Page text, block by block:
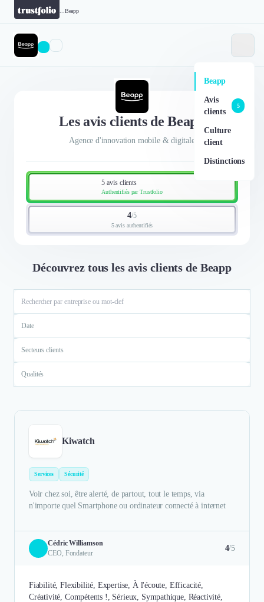
Beapp
Beapp
Avis
clients
5
Culture
client
Distinctions
Les avis clients de Beapp
Agence d'innovation mobile & digitale
5 avis clients
Authentifiés par Trustfolio
4/5
5 avis authentifiés
Découvrez tous les avis clients de Beapp
Date
Secteurs clients
Qualités
Kiwatch
Services Sécurité
Voir chez soi, être alerté, de partout, tout le temps, via
n'importe quel Smartphone ou ordinateur connecté à internet
Cédric Williamson
CEO, Fondateur
4/5
Fiabilité, Flexibilité, Expertise, À l'écoute, Efficacité,
Créativité, Compétents !, Sérieux, Sympathique, Réactivité,